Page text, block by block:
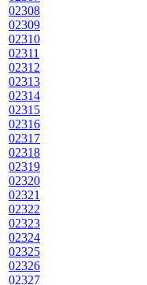
02308
02309
02310
02311
02312
02313
02314
02315
02316
02317
02318
02319
02320
02321
02322
02323
02324
02325
02326
02327